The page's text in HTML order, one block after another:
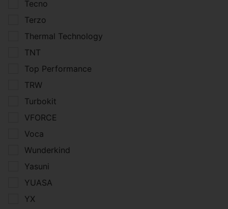
Tecno
Terzo
Thermal Technology
TNT
Top Performance
TRW
Turbokit
VFORCE
Voca
Wunderkind
Yasuni
YUASA
YX